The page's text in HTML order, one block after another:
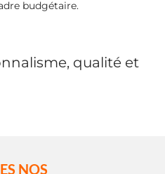
budgétaire.
qualité et
NOS